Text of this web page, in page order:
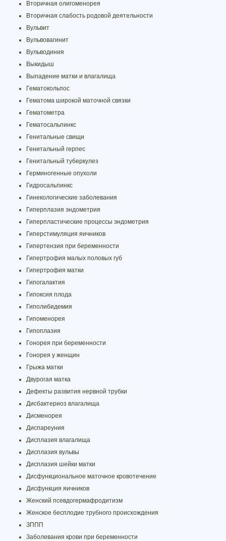
Вторичная олигоменорея
Вторичная слабость родовой деятельности
Вульвит
Вульвовагинит
Вульводиния
Выкидыш
Выпадение матки и влагалища
Гематокольпос
Гематома широкой маточной связки
Гематометра
Гематосальпинкс
Генитальные свищи
Генитальный герпес
Генитальный туберкулез
Герминогенные опухоли
Гидросальпинкс
Гинекологические заболевания
Гиперплазия эндометрия
Гиперпластические процессы эндометрия
Гиперстимуляция яичников
Гипертензия при беременности
Гипертрофия малых половых губ
Гипертрофия матки
Гипогалактия
Гипоксия плода
Гиполибидемия
Гипоменорея
Гипоплазия
Гонорея при беременности
Гонорея у женщин
Грыжа матки
Двурогая матка
Дефекты развития нервной трубки
Дисбактериоз влагалища
Дисменорея
Диспареуния
Дисплазия влагалища
Дисплазия вульвы
Дисплазия шейки матки
Дисфункциональное маточное кровотечение
Дисфункция яичников
Женский псевдогермафродитизм
Женское бесплодие трубного происхождения
ЗППП
Заболевания крови при беременности